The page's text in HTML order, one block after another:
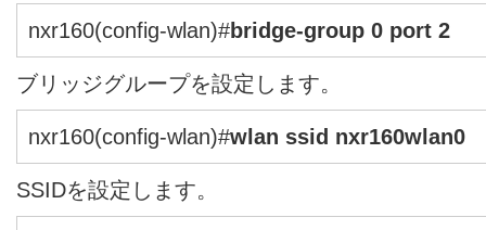
nxr160(config-wlan)#bridge-group 0 port 2
ブリッジグループを設定します。
nxr160(config-wlan)#wlan ssid nxr160wlan0
SSIDを設定します。